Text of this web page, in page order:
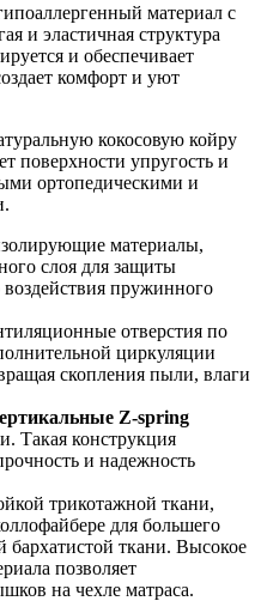
материал с
и эластичная структура
и обеспечивает
комфорт и уют
кокосовую койру
поверхности упругость и
ортопедическими и
материалы,
слоя для защиты
пружинного
отверстия по
циркуляции
скопления пыли, влаги
Z-spring
Такая конструкция
и надежность
трикотажной ткани,
для большего
бархатистой ткани. Высокое
позволяет
на чехле матраса.